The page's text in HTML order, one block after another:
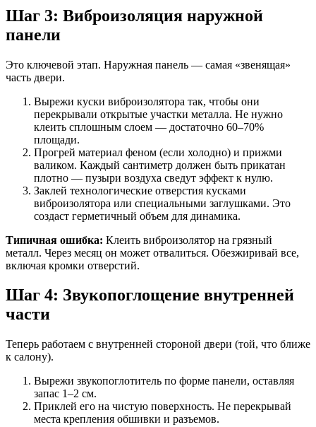
Шаг 3: Виброизоляция наружной
панели
Это ключевой этап. Наружная панель — самая «звенящая»
часть двери.
Вырежи куски виброизолятора так, чтобы они
перекрывали открытые участки металла. Не нужно
клеить сплошным слоем — достаточно 60–70%
площади.
Прогрей материал феном (если холодно) и прижми
валиком. Каждый сантиметр должен быть прикатан
плотно — пузыри воздуха сведут эффект к нулю.
Заклей технологические отверстия кусками
виброизолятора или специальными заглушками. Это
создаст герметичный объем для динамика.
Типичная ошибка: Клеить виброизолятор на грязный
металл. Через месяц он может отвалиться. Обезжиривай все,
включая кромки отверстий.
Шаг 4: Звукопоглощение внутренней
части
Теперь работаем с внутренней стороной двери (той, что ближе
к салону).
Вырежи звукопоглотитель по форме панели, оставляя
запас 1–2 см.
Приклей его на чистую поверхность. Не перекрывай
места крепления обшивки и разъемов.